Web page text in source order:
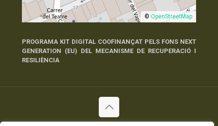
© OpenStreetMap
PROGRAMA KIT DIGITAL COOFINANÇAT PELS FONS NEXT
GENERATION (EU) DEL MECANISME DE RECUPERACIÓ I
RESILIÈNCIA